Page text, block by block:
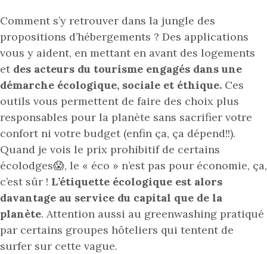
Comment s’y retrouver dans la jungle des
propositions d’hébergements ? Des applications
vous y aident, en mettant en avant des logements
et des acteurs du tourisme engagés dans une
démarche écologique, sociale et éthique. Ces
outils vous permettent de faire des choix plus
responsables pour la planète sans sacrifier votre
confort ni votre budget (enfin ça, ça dépend!!).
Quand je vois le prix prohibitif de certains
écolodges😱, le « éco » n’est pas pour économie, ça,
c’est sûr ! L’étiquette écologique est alors
davantage au service du capital que de la
planète. Attention aussi au greenwashing pratiqué
par certains groupes hôteliers qui tentent de
surfer sur cette vague.